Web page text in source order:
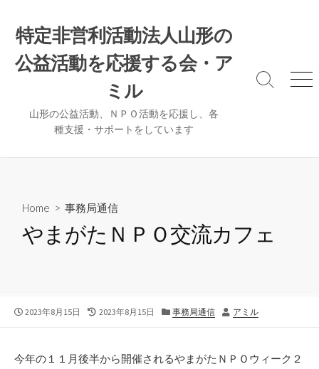
特定非営利活動法人山形の
公益活動を応援する会・ア
ミル
山形の公益活動、ＮＰＯ活動を応援し、各
種支援・サポートをしています
検
メ
Home > 事務局通信
やまがたＮＰＯ交流カフェ
公
2023年8月15日
最
日
2023年8月15日
カ
ー
事務局通信
作
アミル
今年の１１月後半から開催されるやまがたＮＰＯウィーク２